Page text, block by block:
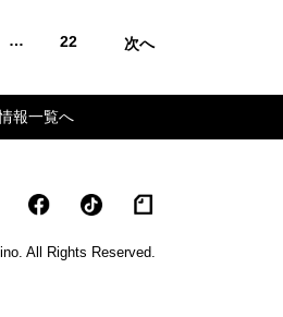
… 22 次へ
報一覧へ
All Rights Reserved.